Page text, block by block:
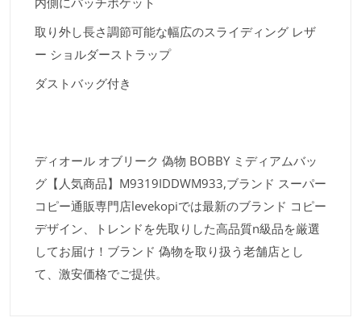
取り外し長さ調節可能な幅広のスライディング レザ
ー ショルダーストラップ
ダストバッグ付き
ディオール オブリーク 偽物 BOBBY ミディアムバッ
グ【人気商品】M9319IDDWM933,ブランド スーパー
コピー通販専門店levekopiでは最新のブランド コピー
デザイン、トレンドを先取りした高品質n級品を厳選
してお届け！ブランド 偽物を取り扱う老舗店とし
て、激安価格でご提供。